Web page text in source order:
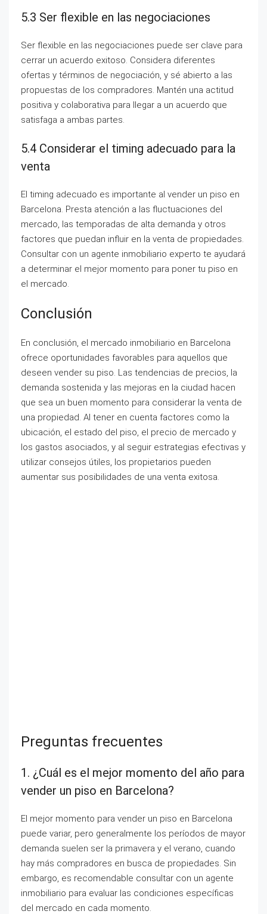
5.3 Ser flexible en las negociaciones
Ser flexible en las negociaciones puede ser clave para
cerrar un acuerdo exitoso. Considera diferentes
ofertas y términos de negociación, y sé abierto a las
propuestas de los compradores. Mantén una actitud
positiva y colaborativa para llegar a un acuerdo que
satisfaga a ambas partes.
5.4 Considerar el timing adecuado para la
venta
El timing adecuado es importante al vender un piso en
Barcelona. Presta atención a las fluctuaciones del
mercado, las temporadas de alta demanda y otros
factores que puedan influir en la venta de propiedades.
Consultar con un agente inmobiliario experto te ayudará
a determinar el mejor momento para poner tu piso en
el mercado.
Conclusión
En conclusión, el mercado inmobiliario en Barcelona
ofrece oportunidades favorables para aquellos que
deseen vender su piso. Las tendencias de precios, la
demanda sostenida y las mejoras en la ciudad hacen
que sea un buen momento para considerar la venta de
una propiedad. Al tener en cuenta factores como la
ubicación, el estado del piso, el precio de mercado y
los gastos asociados, y al seguir estrategias efectivas y
utilizar consejos útiles, los propietarios pueden
aumentar sus posibilidades de una venta exitosa.
Preguntas frecuentes
1. ¿Cuál es el mejor momento del año para
vender un piso en Barcelona?
El mejor momento para vender un piso en Barcelona
puede variar, pero generalmente los períodos de mayor
demanda suelen ser la primavera y el verano, cuando
hay más compradores en busca de propiedades. Sin
embargo, es recomendable consultar con un agente
inmobiliario para evaluar las condiciones específicas
del mercado en cada momento.